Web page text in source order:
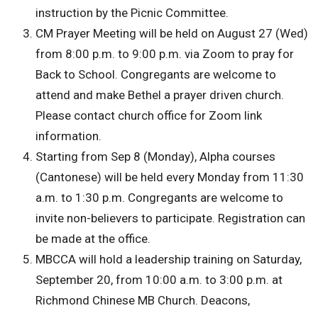
instruction by the Picnic Committee.
CM Prayer Meeting will be held on August 27 (Wed)
from 8:00 p.m. to 9:00 p.m. via Zoom to pray for
Back to School. Congregants are welcome to
attend and make Bethel a prayer driven church.
Please contact church office for Zoom link
information.
Starting from Sep 8 (Monday), Alpha courses
(Cantonese) will be held every Monday from 11:30
a.m. to 1:30 p.m. Congregants are welcome to
invite non-believers to participate. Registration can
be made at the office.
MBCCA will hold a leadership training on Saturday,
September 20, from 10:00 a.m. to 3:00 p.m. at
Richmond Chinese MB Church. Deacons,